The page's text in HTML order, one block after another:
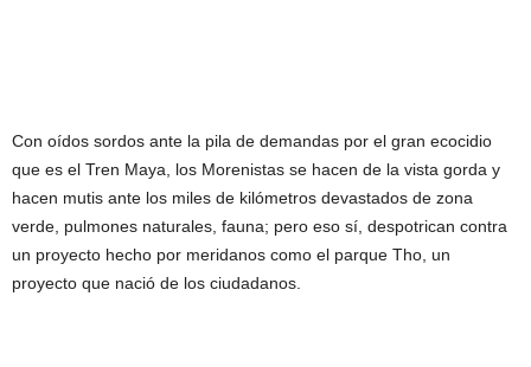
Con oídos sordos ante la pila de demandas por el gran ecocidio
que es el Tren Maya, los Morenistas se hacen de la vista gorda y
hacen mutis ante los miles de kilómetros devastados de zona
verde, pulmones naturales, fauna; pero eso sí, despotrican contra
un proyecto hecho por meridanos como el parque Tho, un
proyecto que nació de los ciudadanos.